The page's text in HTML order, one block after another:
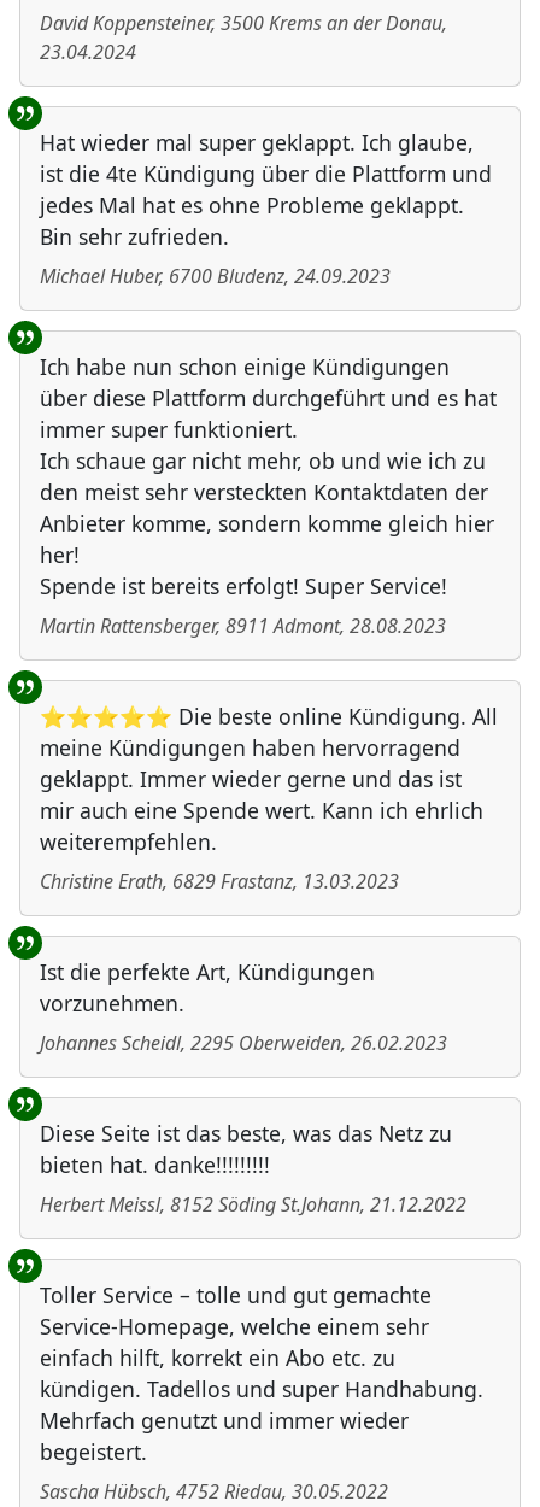
David Koppensteiner, 3500Krems an der Donau,
23.04.2024
Hat wieder mal super geklappt. Ich glaube,
ist die 4te Kündigung über die Plattform und
jedes Mal hat es ohne Probleme geklappt.
Bin sehr zufrieden.
Michael Huber, 6700Bludenz, 24.09.2023
Ich habe nun schon einige Kündigungen
über diese Plattform durchgeführt und es hat
immer super funktioniert.
Ich schaue gar nicht mehr, ob und wie ich zu
den meist sehr versteckten Kontaktdaten der
Anbieter komme, sondern komme gleich hier
her!
Spende ist bereits erfolgt! Super Service!
Martin Rattensberger, 8911 Admont, 28.08.2023
⭐⭐⭐⭐⭐ Die beste online Kündigung. All
meine Kündigungen haben hervorragend
geklappt. Immer wieder gerne und das ist
mir auch eine Spende wert. Kann ich ehrlich
weiterempfehlen.
Christine Erath, 6829Frastanz, 13.03.2023
Ist die perfekte Art, Kündigungen
vorzunehmen.
Johannes Scheidl, 2295 Oberweiden, 26.02.2023
Diese Seite ist das beste, was das Netz zu
bieten hat. danke!!!!!!!!!
Herbert Meissl, 8152Söding St.Johann, 21.12.2022
Toller Service – tolle und gut gemachte
Service-Homepage, welche einem sehr
einfach hilft, korrekt ein Abo etc. zu
kündigen. Tadellos und super Handhabung.
Mehrfach genutzt und immer wieder
begeistert.
Sascha Hübsch, 4752Riedau, 30.05.2022